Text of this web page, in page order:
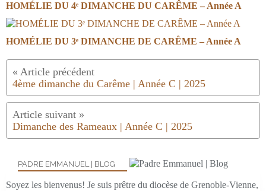
HOMÉLIE DU 4ᵉ DIMANCHE DU CARÊME – Année A
HOMÉLIE DU 3ᵉ DIMANCHE DE CARÊME – Année A
4ème dimanche du Carême | Année C | 2025
Dimanche des Rameaux | Année C | 2025
PADRE EMMANUEL | BLOG
Soyez les bienvenus! Je suis prêtre du diocèse de Grenoble-Vienne,